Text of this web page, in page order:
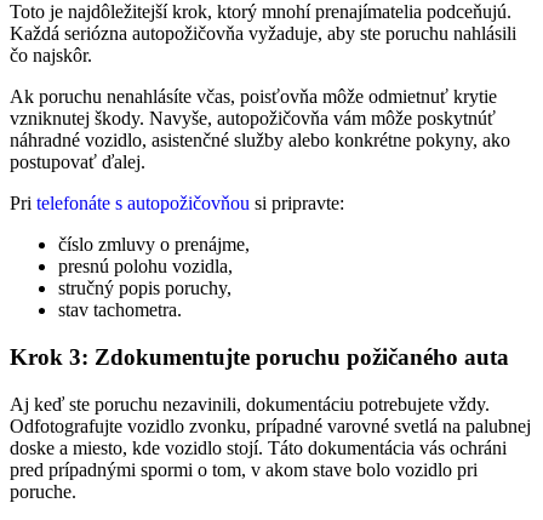
Toto je najdôležitejší krok, ktorý mnohí prenajímatelia podceňujú.
Každá seriózna autopožičovňa vyžaduje, aby ste poruchu nahlásili
čo najskôr.
Ak poruchu nenahlásíte včas, poisťovňa môže odmietnuť krytie
vzniknutej škody. Navyše, autopožičovňa vám môže poskytnúť
náhradné vozidlo, asistenčné služby alebo konkrétne pokyny, ako
postupovať ďalej.
Pri telefonáte s autopožičovňou si pripravte:
číslo zmluvy o prenájme,
presnú polohu vozidla,
stručný popis poruchy,
stav tachometra.
Krok 3: Zdokumentujte poruchu požičaného auta
Aj keď ste poruchu nezavinili, dokumentáciu potrebujete vždy.
Odfotografujte vozidlo zvonku, prípadné varovné svetlá na palubnej
doske a miesto, kde vozidlo stojí. Táto dokumentácia vás ochráni
pred prípadnými spormi o tom, v akom stave bolo vozidlo pri
poruche.